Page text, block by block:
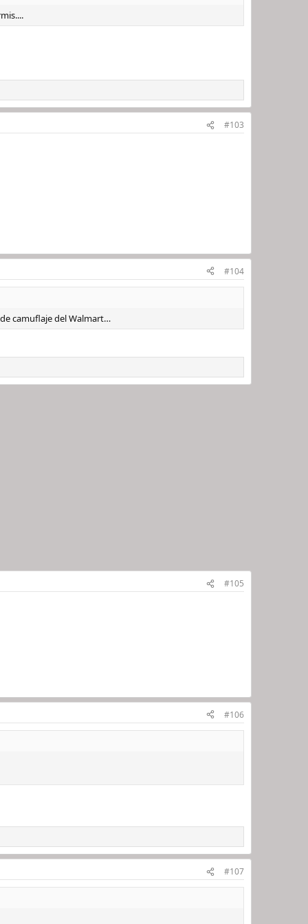
#103
#104
camuflaje del Walmart…
#105
#106
#107